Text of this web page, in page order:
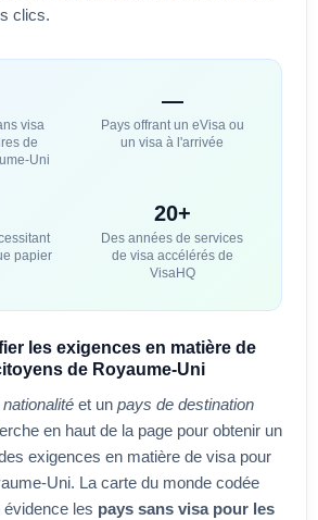
clics.
visa
de
Uni
—
Pays offrant un eVisa ou
un visa à l'arrivée
papier
20+
Des années de services
de visa accélérés de
VisaHQ
les exigences en matière de
de Royaume-Uni
nationalité et un pays de destination
en haut de la page pour obtenir un
exigences en matière de visa pour
Uni. La carte du monde codée
les pays sans visa pour les